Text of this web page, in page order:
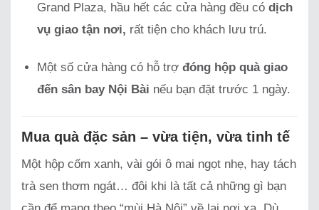
Grand Plaza, hầu hết các cửa hàng đều códịch
vụ giao tận nơi, rất tiện cho khách lưu trú.
Một số cửa hàng có hỗ trợđóng hộp quà giao
đến sân bay Nội Bài nếu bạn đặt trước 1 ngày.
Mua quà đặc sản – vừa tiện, vừa tinh tế
Một hộp cốm xanh, vài gói ô mai ngọt nhẹ, hay tách
trà sen thơm ngát… đôi khi là tất cả những gì bạn